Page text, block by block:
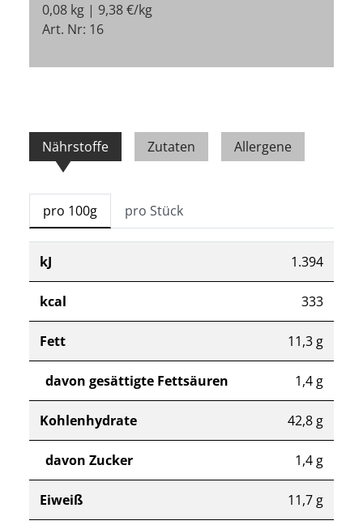
0,08 kg | 9,38 €/kg
Art. Nr: 16
Nährstoffe Zutaten Allergene
pro 100g pro Stück
kJ 1.394
kcal 333
Fett 11,3 g
davon gesättigte Fettsäuren 1,4 g
Kohlenhydrate 42,8 g
davon Zucker 1,4 g
Eiweiß 11,7 g